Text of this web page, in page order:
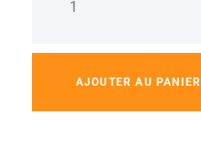
AJOUTER AU PANIER